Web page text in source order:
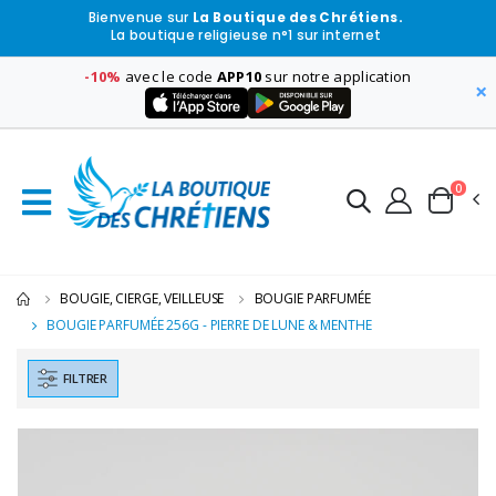
Bienvenue sur La Boutique des Chrétiens.
La boutique religieuse n°1 sur internet
-10% avec le code APP10 sur notre application
×
0
BOUGIE, CIERGE, VEILLEUSE
BOUGIE PARFUMÉE
BOUGIE PARFUMÉE 256G - PIERRE DE LUNE & MENTHE
FILTRER